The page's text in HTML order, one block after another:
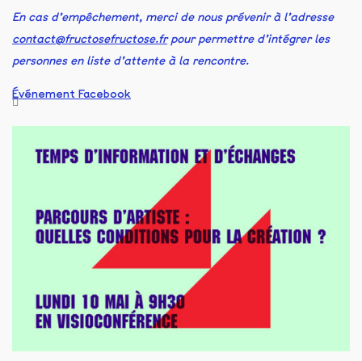
En cas d’empêchement, merci de nous prévenir à l’adresse
contact@fructosefructose.frpour permettre d’intégrer les
personnes en liste d’attente à la rencontre.
Événement Facebook